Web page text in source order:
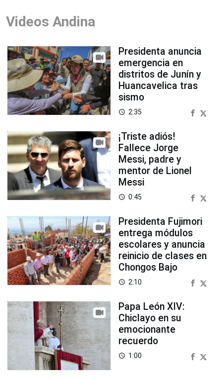
Videos Andina
Presidenta anuncia
emergencia en
distritos de Junín y
Huancavelica tras
sismo
access_time 2:35
¡Triste adiós!
Fallece Jorge
Messi, padre y
mentor de Lionel
Messi
access_time 0:45
Presidenta Fujimori
entrega módulos
escolares y anuncia
reinicio de clases en
Chongos Bajo
access_time 2:10
Papa León XIV:
Chiclayo en su
emocionante
recuerdo
access_time 1:00